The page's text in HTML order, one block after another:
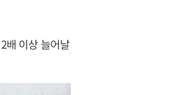
배 이상 늘어날